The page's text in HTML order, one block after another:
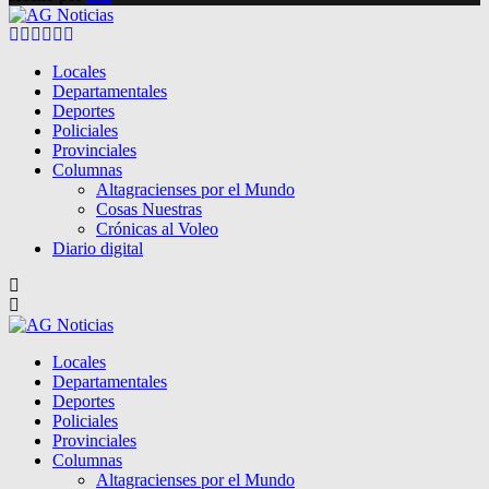
Facebook
Twitter
Instagram
Pinterest
Google
Locales
Departamentales
Deportes
Policiales
Provinciales
Columnas
Altagracienses por el Mundo
Cosas Nuestras
Crónicas al Voleo
Diario digital
Locales
Departamentales
Deportes
Policiales
Provinciales
Columnas
Altagracienses por el Mundo